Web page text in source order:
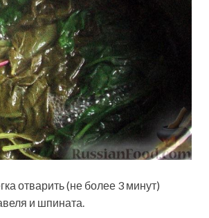
отварить (не более 3 минут)
и шпината.